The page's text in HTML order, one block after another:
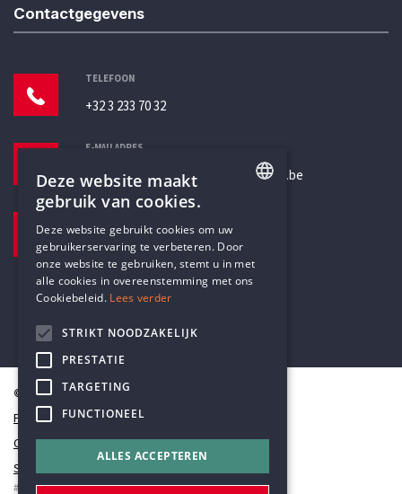
Contactgegevens
TELEFOON
+32 3 233 70 32
E-MAILADRES
secretariaat@humanistischverbond.be
Pottenbrug 4
Antwerpen, 2000
© Humanistisch Verbond 2026
Privacy
Cookiestatement
Sitemap
#codedwithlove byCodelines
DUTCH
Deze website maakt
gebruik van cookies.
Deze website gebruikt cookies om uw
gebruikerservaring te verbeteren. Door
onze website te gebruiken, stemt u in met
alle cookies in overeenstemming met ons
Cookiebeleid. Lees verder
STRIKT NOODZAKELIJK
PRESTATIE
TARGETING
FUNCTIONEEL
ALLES ACCEPTEREN